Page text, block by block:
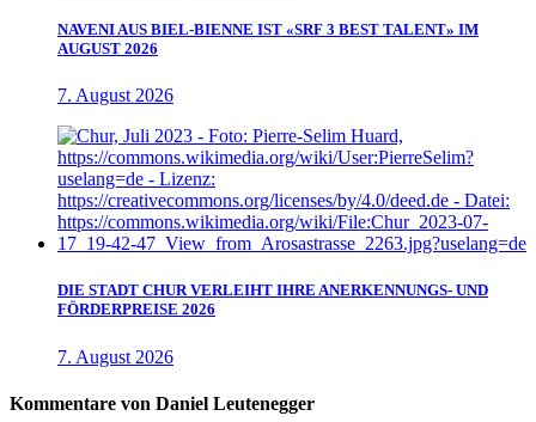
NAVENI AUS BIEL-BIENNE IST «SRF 3 BEST TALENT» IM
AUGUST 2026
7. August 2026
DIE STADT CHUR VERLEIHT IHRE ANERKENNUNGS- UND
FÖRDERPREISE 2026
7. August 2026
Kommentare von Daniel Leutenegger